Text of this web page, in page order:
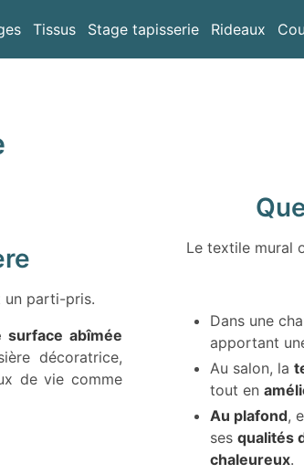
Tissus Stage tapisserie Rideaux
un parti-pris.
surface abîmée
décoratrice,
de vie comme
Le textile mural
Dans une
apportant
Au salon, la
tout en
Au plafond,
ses qualités
chaleureux.